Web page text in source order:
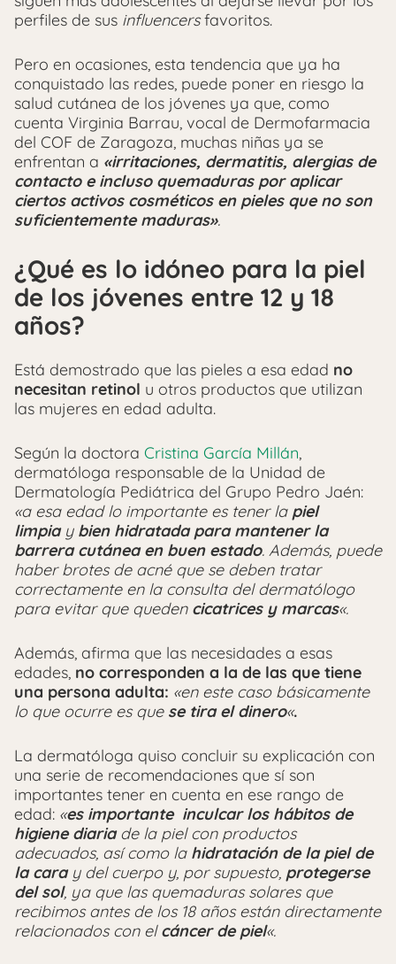
perfiles de sus influencersfavoritos.
Pero en ocasiones, esta tendencia que ya ha
conquistado las redes, puede poner en riesgo la
salud cutánea de los jóvenes ya que, como
cuenta Virginia Barrau, vocal de Dermofarmacia
del COF de Zaragoza, muchas niñas ya se
enfrentan a «irritaciones, dermatitis, alergias de
contacto e incluso quemaduras por aplicar
ciertos activos cosméticos en pieles que no son
suficientemente maduras».
¿Qué es lo idóneo para la piel
de los jóvenes entre 12 y 18
años?
Está demostrado que las pieles a esa edad no
necesitan retinol u otros productos que utilizan
las mujeres en edad adulta.
Según la doctora Cristina García Millán,
dermatóloga responsable de la Unidad de
Dermatología Pediátrica del Grupo Pedro Jaén:
«a esa edad lo importante es tener la piel
limpiay bien hidratada para mantener la
barrera cutánea en buen estado. Además, puede
haber brotes de acné que se deben tratar
correctamente en la consulta del dermatólogo
para evitar que queden cicatrices y marcas«.
Además, afirma que las necesidades a esas
edades, no corresponden a la de las que tiene
una persona adulta: «en este caso básicamente
lo que ocurre es quese tira el dinero«.
La dermatóloga quiso concluir su explicación con
una serie de recomendaciones que sí son
importantes tener en cuenta en ese rango de
edad: «es importante inculcar los hábitos de
higiene diariade la piel con productos
adecuados, así como la hidratación de la piel de
la caray del cuerpo y, por supuesto, protegerse
del sol, ya que las quemaduras solares que
recibimos antes de los 18 años están directamente
relacionados con elcáncer de piel«.